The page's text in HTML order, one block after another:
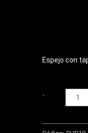
Espejo con
-
autoarmable